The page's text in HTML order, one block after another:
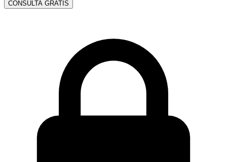
CONSULTA GRATIS